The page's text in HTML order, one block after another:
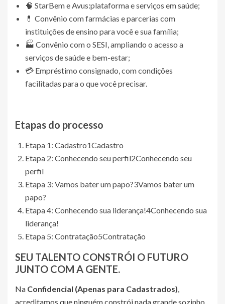
🧠 StarBem e Avus:plataforma e serviços em saúde;
💊 Convênio com farmácias e parcerias com
instituições de ensino para você e sua família;
🏭 Convênio com o SESI, ampliando o acesso a
serviços de saúde e bem-estar;
💳 Empréstimo consignado, com condições
facilitadas para o que você precisar.
Etapas do processo
Etapa 1: Cadastro1Cadastro
Etapa 2: Conhecendo seu perfil2Conhecendo seu
perfil
Etapa 3: Vamos bater um papo?3Vamos bater um
papo?
Etapa 4: Conhecendo sua liderança!4Conhecendo sua
liderança!
Etapa 5: Contratação5Contratação
SEU TALENTO CONSTRÓI O FUTURO
JUNTO COM A GENTE.
Na Confidencial (Apenas para Cadastrados),
acreditamos que ninguém constrói nada grande sozinho.